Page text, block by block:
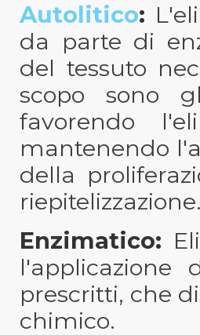
Autolitico:
da parte di
del tessuto
scopo sono
favorendo
mantenendo
della
riepitelizzazione.
Enzimatico:
prescritti, che
chimico.